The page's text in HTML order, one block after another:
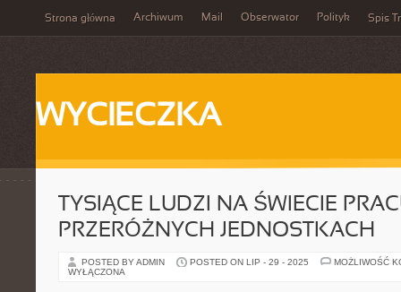
Strona główna Archiwum Mail Obserwator Polityk Spis
WYCIECZKA
TYSIĄCE LUDZI NA ŚWIECIE
PRZERÓŻNYCH JEDNOSTKACH
POSTED BY ADMIN POSTED ON LIP - 29 - 2025
MOŻLIWOŚĆ
WYŁĄCZONA